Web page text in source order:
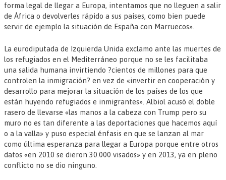
forma legal de llegar a Europa, intentamos que no lleguen a salir
de África o devolverles rápido a sus países, como bien puede
servir de ejemplo la situación de España con Marruecos».
La eurodiputada de Izquierda Unida exclamo ante las muertes de
los refugiados en el Mediterráneo porque no se les facilitaba
una salida humana invirtiendo ?cientos de millones para que
controlen la inmigración? en vez de «invertir en cooperación y
desarrollo para mejorar la situación de los países de los que
están huyendo refugiados e inmigrantes». Albiol acusó el doble
rasero de llevarse «las manos a la cabeza con Trump pero su
muro no es tan diferente a las deportaciones que hacemos aquí
o a la valla» y puso especial énfasis en que se lanzan al mar
como última esperanza para llegar a Europa porque entre otros
datos «en 2010 se dieron 30.000 visados» y en 2013, ya en pleno
conflicto no se dio ninguno.